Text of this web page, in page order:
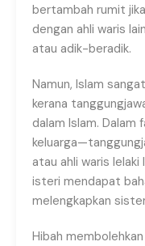
bertambah rumit
dengan ahli waris
atau adik-beradik.
Namun, Islam
kerana
dalam Islam. Dalam
atau ahli waris
isteri mendapat
melengkapkan
Hibah